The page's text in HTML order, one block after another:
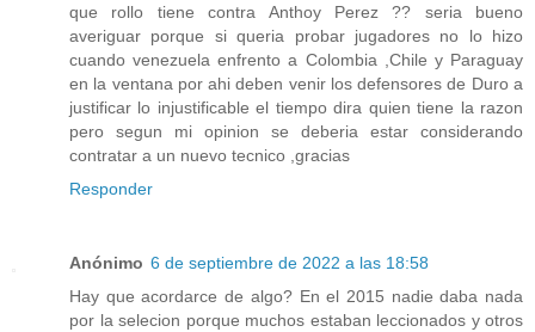
que rollo tiene contra Anthoy Perez ?? seria bueno
averiguar porque si queria probar jugadores no lo hizo
cuando venezuela enfrento a Colombia ,Chile y Paraguay
en la ventana por ahi deben venir los defensores de Duro a
justificar lo injustificable el tiempo dira quien tiene la razon
pero segun mi opinion se deberia estar considerando
contratar a un nuevo tecnico ,gracias
Responder
Anónimo 6 de septiembre de 2022 a las 18:58
Hay que acordarce de algo? En el 2015 nadie daba nada
por la selecion porque muchos estaban leccionados y otros